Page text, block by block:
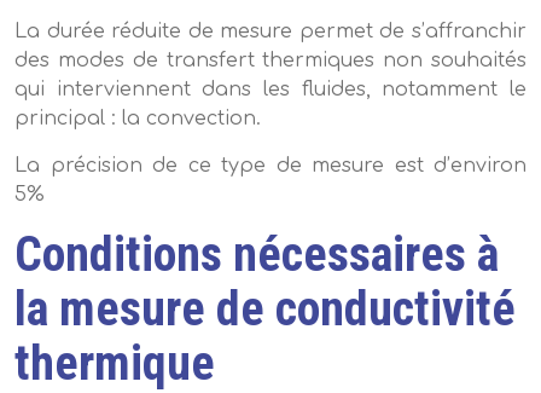
La durée réduite de mesure permet de s’affranchir
des modes de transfert thermiques non souhaités
qui interviennent dans les fluides, notamment le
principal : la convection.
La précision de ce type de mesure est d’environ
5%
Conditions nécessaires à
la mesure de conductivité
thermique